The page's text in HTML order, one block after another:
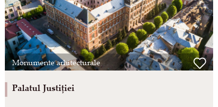
Monumente arhitecturale
Palatul Justiției